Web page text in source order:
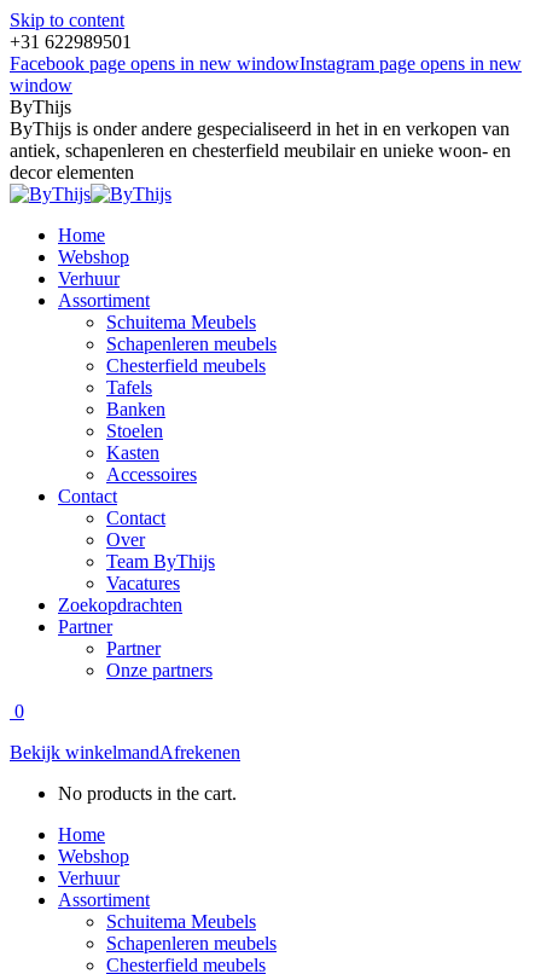
Skip to content
+31 622989501
Facebook page opens in new windowInstagram page opens in new
window
ByThijs
ByThijs is onder andere gespecialiseerd in het in en verkopen van
antiek, schapenleren en chesterfield meubilair en unieke woon- en
decor elementen
Home
Webshop
Verhuur
Assortiment
Schuitema Meubels
Schapenleren meubels
Chesterfield meubels
Tafels
Banken
Stoelen
Kasten
Accessoires
Contact
Contact
Over
Team ByThijs
Vacatures
Zoekopdrachten
Partner
Partner
Onze partners
0
Bekijk winkelmandAfrekenen
No products in the cart.
Home
Webshop
Verhuur
Assortiment
Schuitema Meubels
Schapenleren meubels
Chesterfield meubels